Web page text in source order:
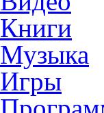
Книги
Музыка
Игры